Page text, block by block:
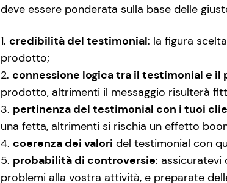
deve essere ponderata sulla base delle
credibilità del testimonial: la figura
prodotto;
connessione logica tra il testimonial e il
prodotto, altrimenti il messaggio risulterà
pertinenza del testimonial con i tuoi
una fetta, altrimenti si rischia un effetto
coerenza dei valori del testimonial con
probabilità di controversie: assicuratevi
problemi alla vostra attività, e preparate